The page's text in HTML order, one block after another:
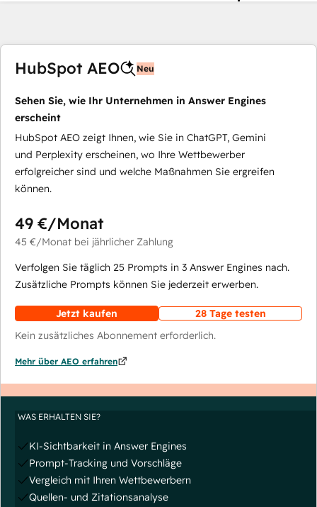
HubSpot AEO Neu
Sehen Sie, wie Ihr Unternehmen in Answer Engines
erscheint
HubSpot AEO zeigt Ihnen, wie Sie in ChatGPT, Gemini
und Perplexity erscheinen, wo Ihre Wettbewerber
erfolgreicher sind und welche Maßnahmen Sie ergreifen
können.
49 €/Monat
45 €/Monat bei jährlicher Zahlung
Verfolgen Sie täglich 25 Prompts in 3 Answer Engines nach.
Zusätzliche Prompts können Sie jederzeit erwerben.
Jetzt kaufen
28 Tage testen
Kein zusätzliches Abonnement erforderlich.
Mehr über AEO erfahren
WAS ERHALTEN SIE?
KI-Sichtbarkeit in Answer Engines
Prompt-Tracking und Vorschläge
Vergleich mit Ihren Wettbewerbern
Quellen- und Zitationsanalyse